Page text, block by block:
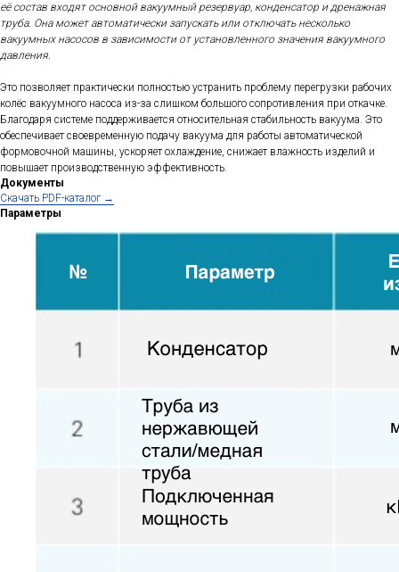
её состав входят основной вакуумный резервуар, конденсатор и дренажная
труба. Она может автоматически запускать или отключать несколько
вакуумных насосов в зависимости от установленного значения вакуумного
давления.
Это позволяет практически полностью устранить проблему перегрузки рабочих
колёс вакуумного насоса из-за слишком большого сопротивления при откачке.
Благодаря системе поддерживается относительная стабильность вакуума. Это
обеспечивает своевременную подачу вакуума для работы автоматической
формовочной машины, ускоряет охлаждение, снижает влажность изделий и
повышает производственную эффективность.
Документы
Cкачать PDF-каталог →
Параметры